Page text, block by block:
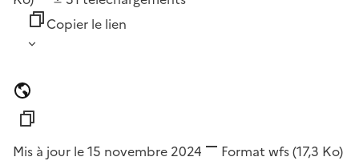
Copier le lien
Mis à jour le 15 novembre 2024 Format wfs(17,3 Ko)